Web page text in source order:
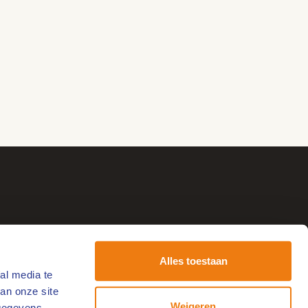
media te
onze site
Alles toestaan
de leukste uitjes!